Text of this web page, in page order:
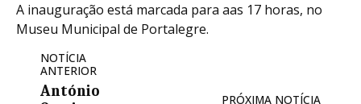
A inauguração está marcada para aas 17 horas, no
Museu Municipal de Portalegre.
NOTÍCIA
ANTERIOR
António
PRÓXIMA NOTÍCIA